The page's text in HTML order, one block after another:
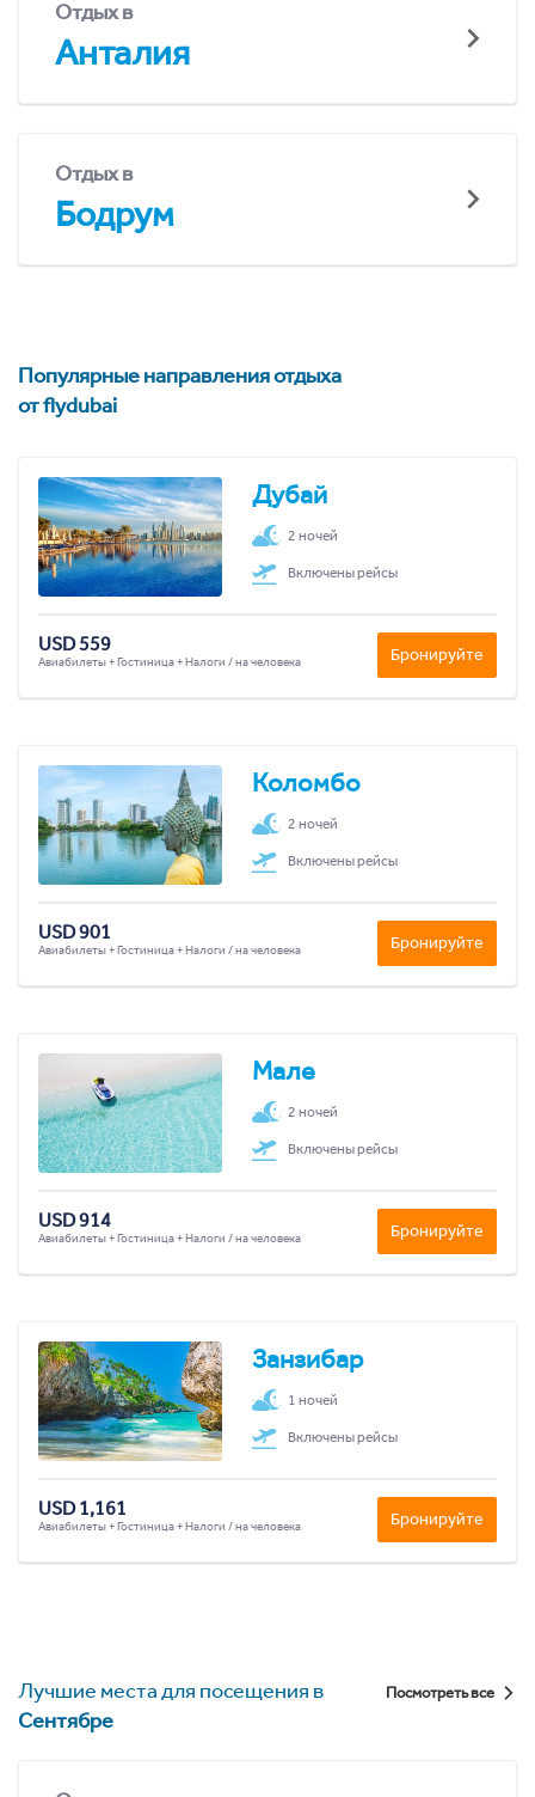
Отдых в
Анталия
Отдых в
Бодрум
Популярные направления отдыха
от flydubai
Дубай
2 ночей
Включены рейсы
USD 559
Авиабилеты + Гостиница + Налоги / на человека Бронируйте
Коломбо
2 ночей
Включены рейсы
USD 901
Авиабилеты + Гостиница + Налоги / на человека Бронируйте
Мале
2 ночей
Включены рейсы
USD 914
Авиабилеты + Гостиница + Налоги / на человека Бронируйте
Занзибар
1 ночей
Включены рейсы
USD 1,161
Авиабилеты + Гостиница + Налоги / на человека Бронируйте
Лучшие места для посещения в
Сентябре
Посмотреть все